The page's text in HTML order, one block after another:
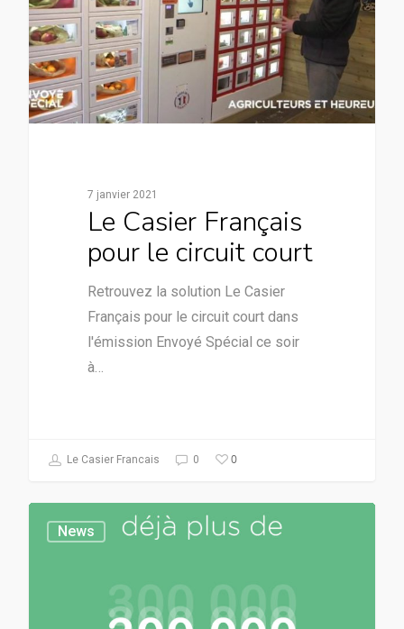
7 janvier 2021
Le Casier Français
pour le circuit court
Retrouvez la solution Le Casier
Français pour le circuit court dans
l'émission Envoyé Spécial ce soir
à…
Le Casier Francais 0 0
News